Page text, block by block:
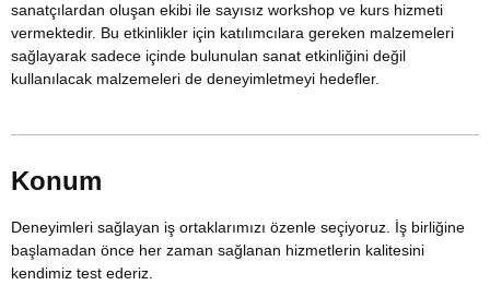
sanatçılardan oluşan ekibi ile sayısız workshop ve kurs hizmeti
vermektedir. Bu etkinlikler için katılımcılara gereken malzemeleri
sağlayarak sadece içinde bulunulan sanat etkinliğini değil
kullanılacak malzemeleri de deneyimletmeyi hedefler.
Konum
Deneyimleri sağlayan iş ortaklarımızı özenle seçiyoruz. İş birliğine
başlamadan önce her zaman sağlanan hizmetlerin kalitesini
kendimiz test ederiz.